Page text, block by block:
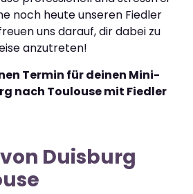
noch heute unseren Fiedler
uns darauf, dir dabei zu
anzutreten!
Termin für deinen Mini-
nach Toulouse mit Fiedler
Duisburg